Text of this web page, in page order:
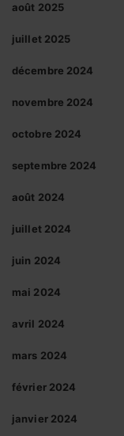
août 2025
juillet 2025
décembre 2024
novembre 2024
octobre 2024
septembre 2024
août 2024
juillet 2024
juin 2024
mai 2024
avril 2024
mars 2024
février 2024
janvier 2024